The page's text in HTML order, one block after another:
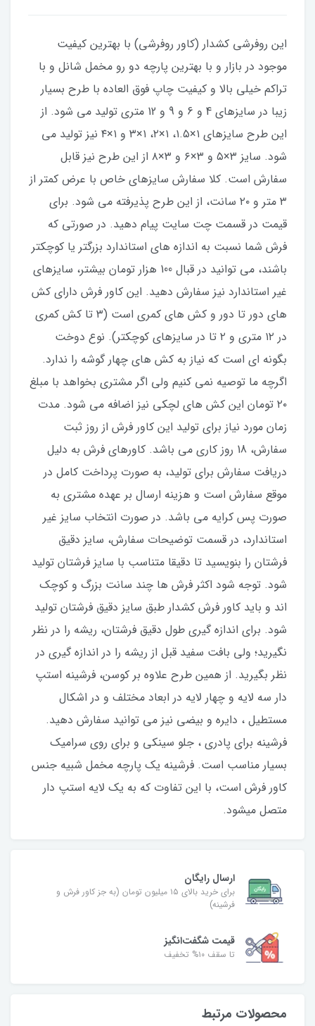
​​​​این روفرشی کشدار (کاور روفرشی) با بهترین کیفیت
موجود در بازار و با بهترین پارچه دو رو مخمل شانل و با
تراکم خیلی بالا و کیفیت چاپ فوق العاده با طرح بسیار
زیبا در سایزهای 4 و 6 و 9 و 12 متری تولید می شود. از
این طرح سایزهای ۱×۱.۵، ۱×۲، ۱×۳ و ۱×۴ نیز تولید می
شود. سایز ۳×۵ و ۳×۶ و ۳×۸ از این طرح نیز قابل
سفارش است. کلا سفارش سایزهای خاص با عرض کمتر از
۳ متر و ۲۰ سانت، از این طرح پذیرفته می شود. برای
قیمت در قسمت چت سایت پیام دهید. در صورتی که
فرش شما نسبت به اندازه های استاندارد بزرگتر یا کوچکتر
باشند، می توانید در قبال 100 هزار تومان بیشتر، سایزهای
غیر استاندارد نیز سفارش دهید. این کاور فرش دارای کش
های دور تا دور و کش های کمری است (۳ تا کش کمری
در ۱۲ متری و ۲ تا در سایزهای کوچکتر). نوع دوخت
بگونه ای است که نیاز به کش های چهار گوشه را ندارد.
اگرچه ما توصیه نمی کنیم ولی اگر مشتری بخواهد با مبلغ
۲۰ تومان این کش های لچکی نیز اضافه می شود. مدت
زمان مورد نیاز برای تولید این کاور فرش از روز ثبت
سفارش، 18 روز کاری می باشد. کاورهای فرش به دلیل
دریافت سفارش برای تولید، به صورت پرداخت کامل در
موقع سفارش است و هزینه ارسال بر عهده مشتری به
صورت پس کرایه می باشد. در صورت انتخاب سایز غیر
استاندارد، در قسمت توضیحات سفارش، سایز دقیق
فرشتان را بنویسید تا دقیقا متناسب با سایز فرشتان تولید
شود. توجه شود اکثر فرش ها چند سانت بزرگ و کوچک
اند و باید کاور فرش کشدار طبق سایز دقیق فرشتان تولید
شود. برای اندازه گیری طول دقیق فرشتان، ریشه را در نظر
نگیرید؛ ولی بافت سفید قبل از ریشه را در اندازه گیری در
نظر بگیرید. از همین طرح علاوه بر کوسن، فرشینه استپ
دار سه لایه و چهار لایه در ابعاد مختلف و در اشکال
مستطیل ، دایره و بیضی نیز می توانید سفارش دهید.
فرشینه برای پادری ، جلو سینکی و برای روی سرامیک
بسیار مناسب است. فرشینه یک پارچه مخمل شبیه جنس
کاور فرش است، با این تفاوت که به یک لایه استپ دار
متصل میشود.
ارسال رایگان
برای خرید بالای ۱۵ میلیون تومان (به جز کاور فرش و
فرشینه)
قیمت شگفت‌انگیز
تا سقف ۱۰% تخفیف
محصولات مرتبط